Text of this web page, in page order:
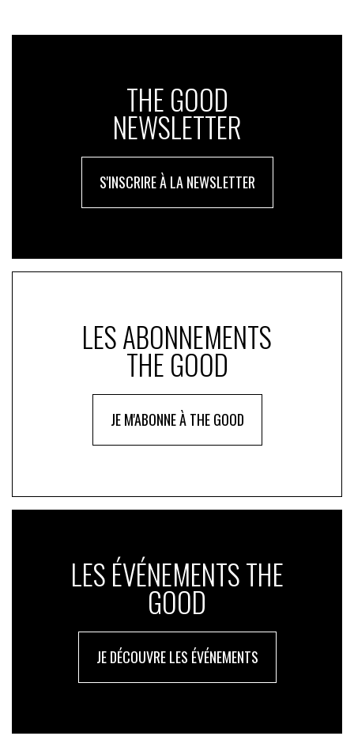
THE GOOD
NEWSLETTER
S'INSCRIRE À LA NEWSLETTER
LES ABONNEMENTS
THE GOOD
JE M'ABONNE À THE GOOD
LES ÉVÉNEMENTS THE
GOOD
JE DÉCOUVRE LES ÉVÉNEMENTS